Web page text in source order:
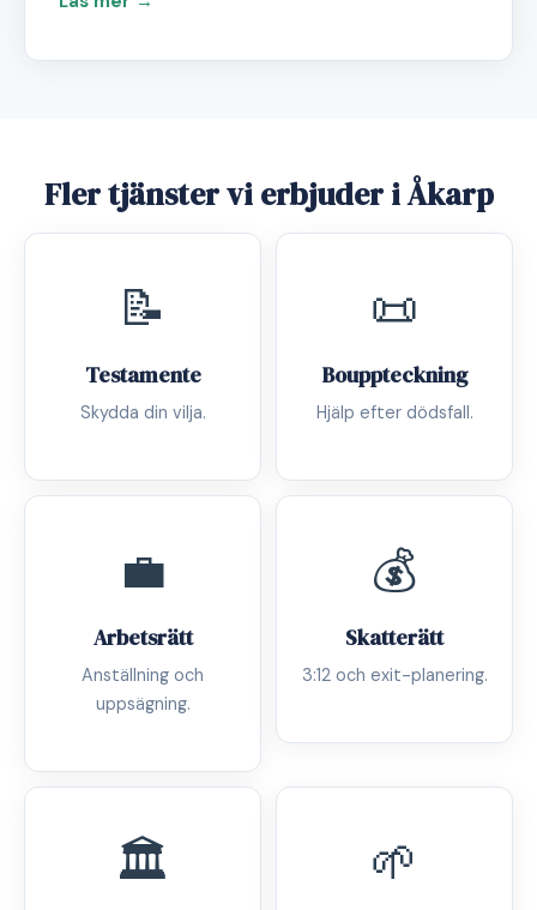
Fler tjänster vi erbjuder i Åkarp
📝
Testamente
Skydda din vilja.
📜
Bouppteckning
Hjälp efter dödsfall.
💼
Arbetsrätt
Anställning och
uppsägning.
💰
Skatterätt
3:12 och exit-planering.
🏛️ 🌱